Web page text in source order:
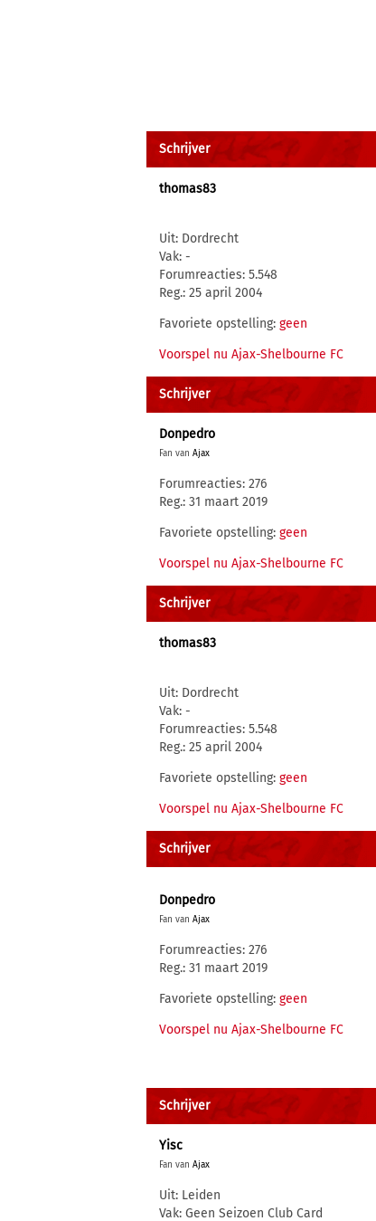
Schrijver
thomas83
Uit: Dordrecht
Vak: -
Forumreacties: 5.548
Reg.: 25 april 2004
Favoriete opstelling: geen
Voorspel nu Ajax-Shelbourne FC
Schrijver
Donpedro
Fan van Ajax
Forumreacties: 276
Reg.: 31 maart 2019
Favoriete opstelling: geen
Voorspel nu Ajax-Shelbourne FC
Schrijver
thomas83
Uit: Dordrecht
Vak: -
Forumreacties: 5.548
Reg.: 25 april 2004
Favoriete opstelling: geen
Voorspel nu Ajax-Shelbourne FC
Schrijver
Donpedro
Fan van Ajax
Forumreacties: 276
Reg.: 31 maart 2019
Favoriete opstelling: geen
Voorspel nu Ajax-Shelbourne FC
Schrijver
Yisc
Fan van Ajax
Uit: Leiden
Vak: Geen Seizoen Club Card